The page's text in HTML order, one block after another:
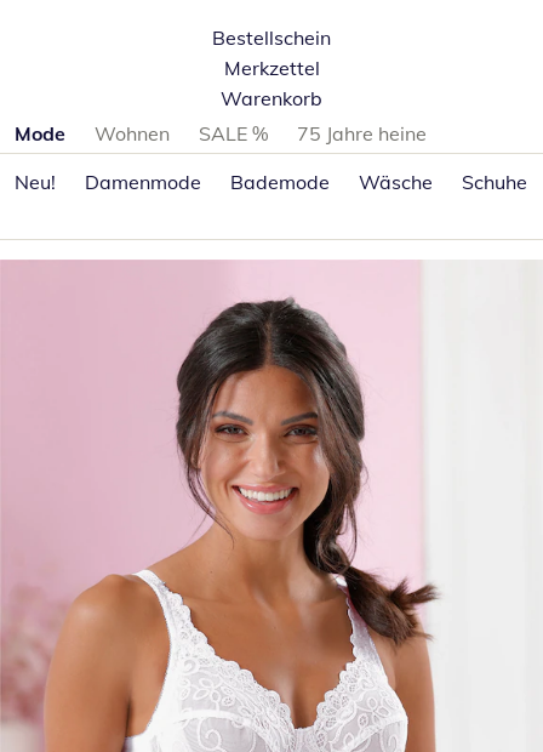
Bestellschein
Merkzettel
Warenkorb
Produktkategorien überspringen
Mode Wohnen SALE %
75 Jahre heine
Neu!
Damenmode Bademode Wäsche Schuhe